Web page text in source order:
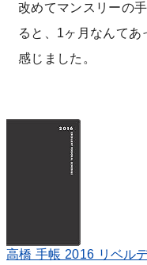
改めてマンスリーの
ると、1ヶ月なんてあ
感じました。
高橋 手帳 2016 リベル